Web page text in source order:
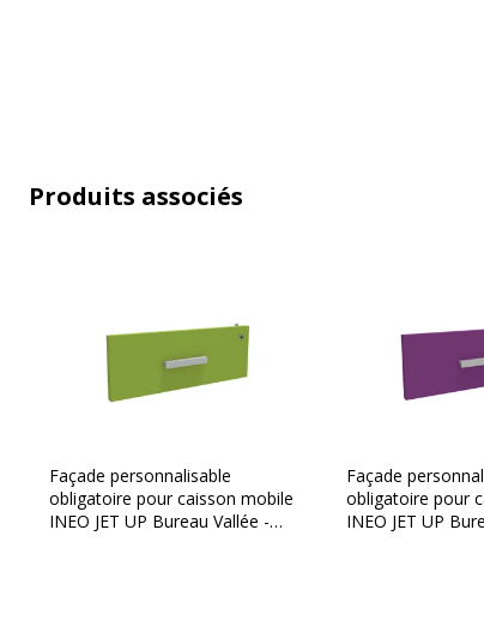
Dimensions et poids
Hauteur
Produits associés
Façade personnalisable
obligatoire pour caisson mobile
INEO JET UP Bureau Vallée -
Façade
obligatoire pour
INEO JET UP